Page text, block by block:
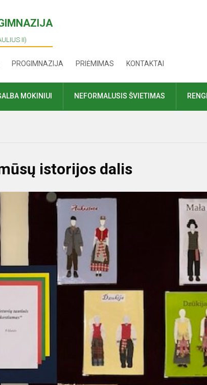
II)
PROGIMNAZIJA PRIĖMIMAS KONTAKTAI
MOKINIUI NEFORMALUSIS ŠVIETIMAS
istorijos dalis